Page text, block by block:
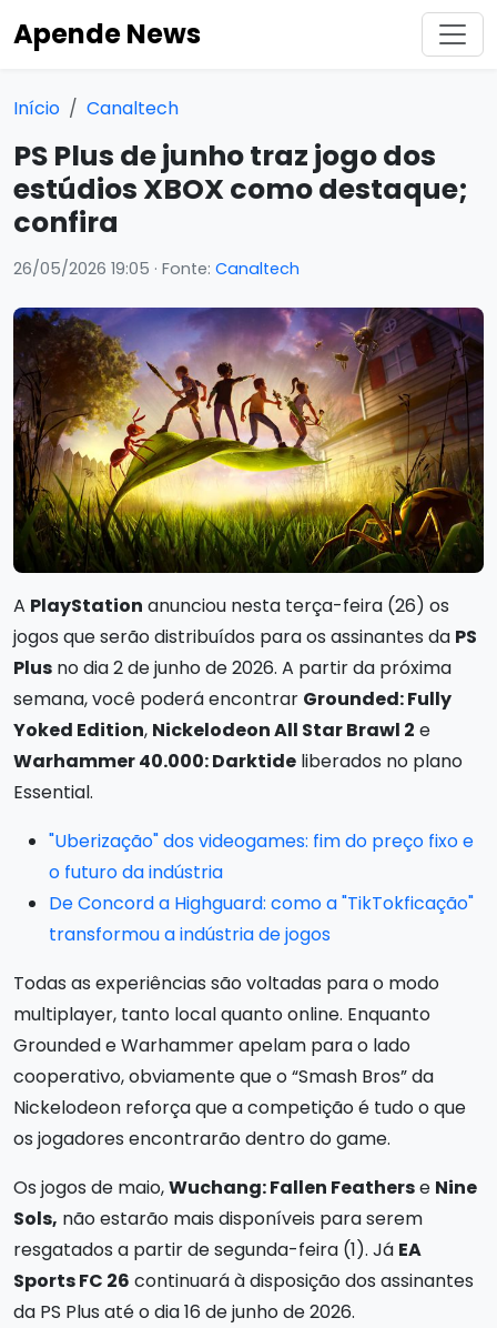
Apende News
Início Canaltech
PS Plus de junho traz jogo dos
estúdios XBOX como destaque;
confira
26/05/2026 19:05 · Fonte: Canaltech
A PlayStation anunciou nesta terça-feira (26) os
jogos que serão distribuídos para os assinantes da PS
Plus no dia 2 de junho de 2026. A partir da próxima
semana, você poderá encontrar Grounded: Fully
Yoked Edition, Nickelodeon All Star Brawl 2 e
Warhammer 40.000: Darktide liberados no plano
Essential.
"Uberização" dos videogames: fim do preço fixo e
o futuro da indústria
De Concord a Highguard: como a "TikTokficação"
transformou a indústria de jogos
Todas as experiências são voltadas para o modo
multiplayer, tanto local quanto online. Enquanto
Grounded e Warhammer apelam para o lado
cooperativo, obviamente que o “Smash Bros” da
Nickelodeon reforça que a competição é tudo o que
os jogadores encontrarão dentro do game.
Os jogos de maio,Wuchang: Fallen Featherse Nine
Sols, não estarão mais disponíveis para serem
resgatados a partir de segunda-feira (1). Já EA
Sports FC 26 continuará à disposição dos assinantes
da PS Plus até o dia 16 de junho de 2026.